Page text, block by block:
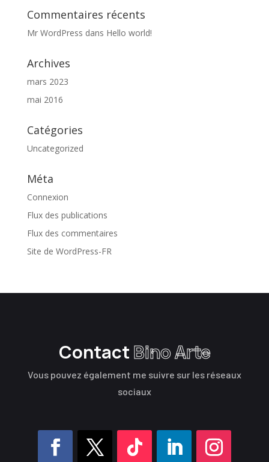
Commentaires récents
Mr WordPress dans Hello world!
Archives
mars 2023
mai 2016
Catégories
Uncategorized
Méta
Connexion
Flux des publications
Flux des commentaires
Site de WordPress-FR
Contact Bino Arte
Vous pouvez également me suivre sur les réseaux
sociaux